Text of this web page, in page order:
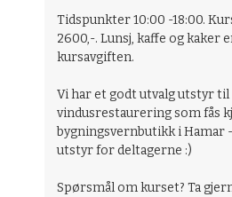
Tidspunkter 10:00 -18:00.
2600,-. Lunsj, kaffe og kaker
kursavgiften.
Vi har et godt utvalg utstyr til
vindusrestaurering som fås
bygningsvernbutikk i Hamar
utstyr for deltagerne :)
Spørsmål om kurset? Ta